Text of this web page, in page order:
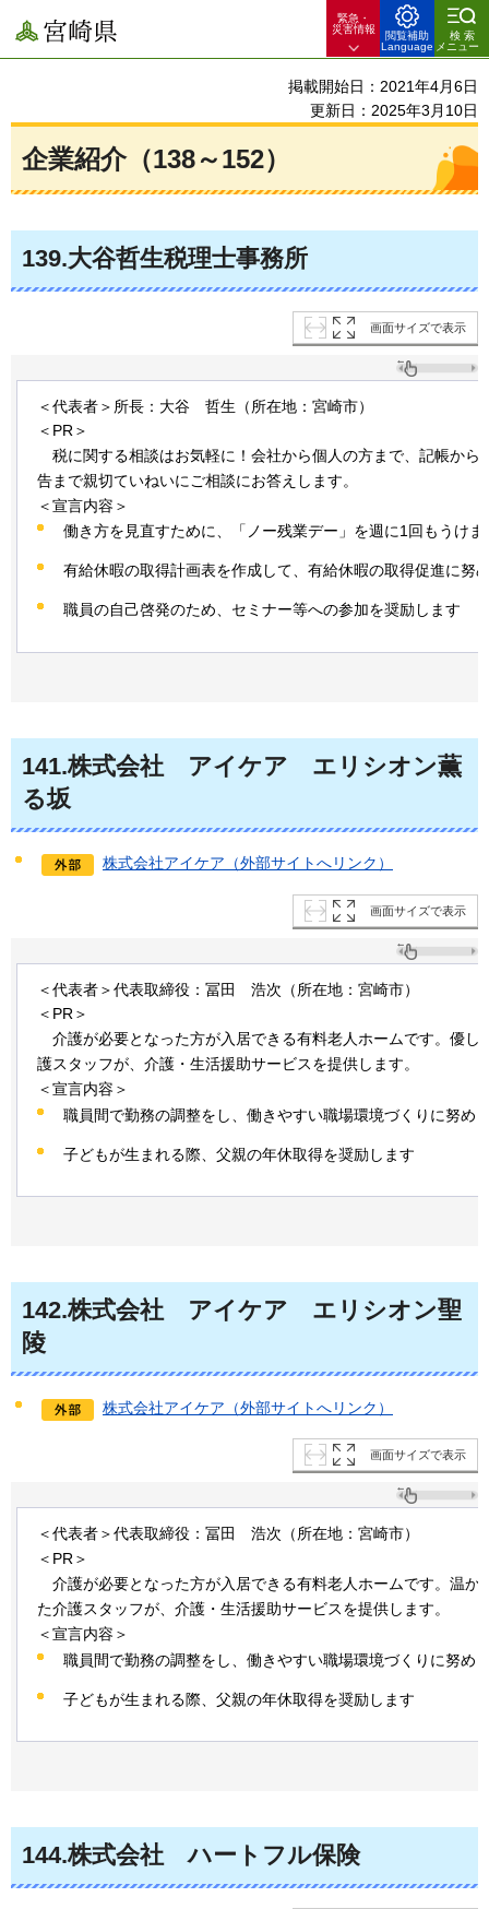
宮崎県
緊急・
災害情報
閲覧補助
Language
検索
メニュー
掲載開始日：2021年4月6日
更新日：2025年3月10日
企業紹介（138～152）
139.大谷哲生税理士事務所
画面サイズで表示
＜代表者＞所長：大谷 哲生 （所在地：宮崎市）
＜PR＞
税に関する相談はお気軽に！会社から個人の方まで、記帳から
告まで親切ていねいにご相談にお答えします。
＜宣言内容＞
働き方を見直すために、「ノー残業デー」を週に1回もうけま
有給休暇の取得計画表を作成して、有給休暇の取得促進に努
職員の自己啓発のため、セミナー等への参加を奨励します
141.株式会社 アイケア エリシオン薫
る坂
株式会社アイケア（外部サイトへリンク）
画面サイズで表示
＜代表者＞代表取締役：冨田 浩次（所在地：宮崎市）
＜PR＞
介護が必要となった方が入居できる有料老人ホームです。優し
護スタッフが、介護・生活援助サービスを提供します。
＜宣言内容＞
職員間で勤務の調整をし、働きやすい職場環境づくりに努め
子どもが生まれる際、父親の年休取得を奨励します
142.株式会社 アイケア エリシオン聖
陵
株式会社アイケア（外部サイトへリンク）
画面サイズで表示
＜代表者＞代表取締役：冨田 浩次（所在地：宮崎市）
＜PR＞
介護が必要となった方が入居できる有料老人ホームです。温か
た介護スタッフが、介護・生活援助サービスを提供します。
＜宣言内容＞
職員間で勤務の調整をし、働きやすい職場環境づくりに努め
子どもが生まれる際、父親の年休取得を奨励します
144.株式会社 ハートフル保険